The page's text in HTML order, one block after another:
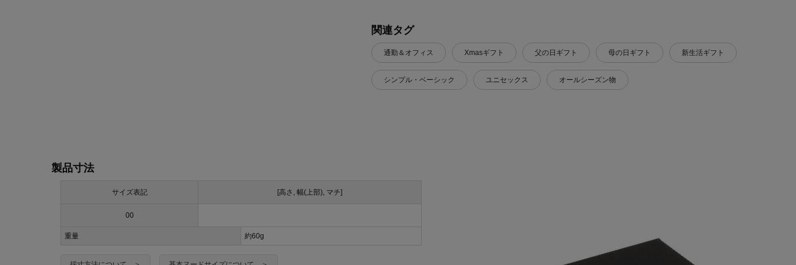
関連タグ
通勤＆オフィス Xmasギフト 父の日ギフト 母の日ギフト 新生活ギフト
シンプル・ベーシック ユニセックス オールシーズン物
製品寸法
サイズ表記 [高さ, 幅(上部), マチ]
00
重量 約60g